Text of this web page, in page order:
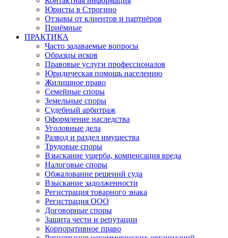
Юристы в Строгино
Отзывы от клиентов и партнёров
Приёмные
ПРАКТИКА
Часто задаваемые вопросы
Образцы исков
Правовые услуги профессионалов
Юридическая помощь населению
Жилищное право
Семейные споры
Земельные споры
Судебный арбитраж
Оформление наследства
Уголовные дела
Развод и раздел имущества
Трудовые споры
Взыскание ущерба, компенсация вреда
Налоговые споры
Обжалование решений суда
Взыскание задолженности
Регистрация товарного знака
Регистрация ООО
Договорные споры
Защита чести и репутации
Корпоративное право